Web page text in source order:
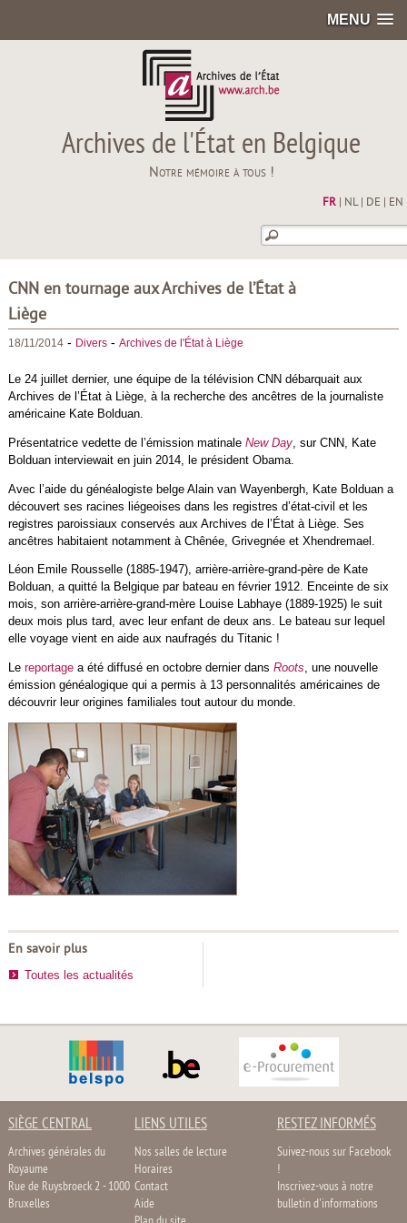
MENU
Archives de l'État en Belgique
Notre mémoire à tous !
FR| NL| DE EN
CNN en tournage aux Archives de l’État à
Liège
18/11/2014- Divers- Archives de l'État à Liège
Le 24 juillet dernier, une équipe de la télévision CNN débarquait aux
Archives de l’État à Liège, à la recherche des ancêtres de la journaliste
américaine Kate Bolduan.
Présentatrice vedette de l’émission matinale New Day, sur CNN, Kate
Bolduan interviewait en juin 2014, le président Obama.
Avec l’aide du généalogiste belge Alain van Wayenbergh, Kate Bolduan a
découvert ses racines liégeoises dans les registres d’état-civil et les
registres paroissiaux conservés aux Archives de l’État à Liège. Ses
ancêtres habitaient notamment à Chênée, Grivegnée et Xhendremael.
Léon Emile Rousselle (1885-1947), arrière-arrière-grand-père de Kate
Bolduan, a quitté la Belgique par bateau en février 1912. Enceinte de six
mois, son arrière-arrière-grand-mère Louise Labhaye (1889-1925) le suit
deux mois plus tard, avec leur enfant de deux ans. Le bateau sur lequel
elle voyage vient en aide aux naufragés du Titanic !
Le reportage a été diffusé en octobre dernier dans Roots, une nouvelle
émission généalogique qui a permis à 13 personnalités américaines de
découvrir leur origines familiales tout autour du monde.
En savoir plus
Toutes les actualités
SIÈGE CENTRAL
Archives générales du
Royaume
Rue de Ruysbroeck 2 - 1000
Bruxelles
LIENS UTILES
Nos salles de lecture
Horaires
Contact
Aide
RESTEZ INFORMÉS
Suivez-nous sur Facebook
!
Inscrivez-vous à notre
bulletin d'informations